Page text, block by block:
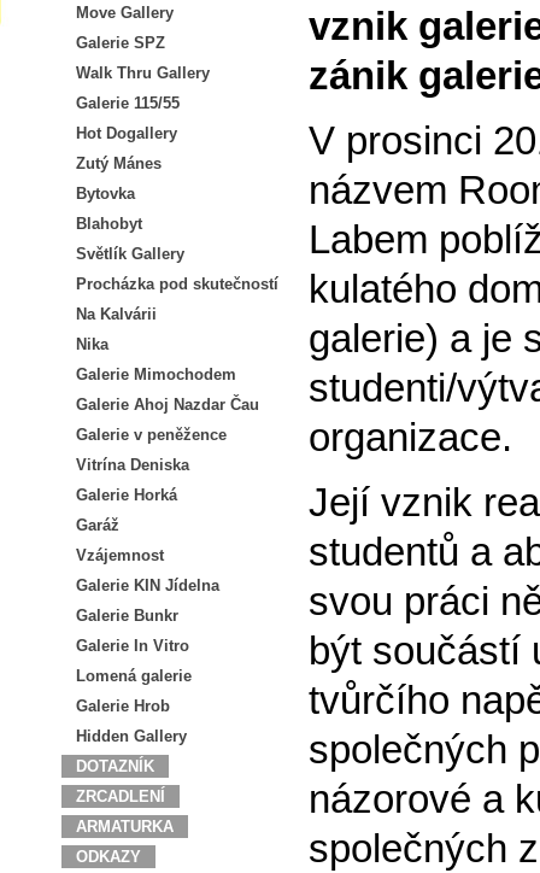
Move Gallery
Galerie SPZ
Walk Thru Gallery
Galerie 115/55
Hot Dogallery
Zutý Mánes
Bytovka
Blahobyt
Světlík Gallery
Procházka pod skutečností
Na Kalvárii
Nika
Galerie Mimochodem
Galerie Ahoj Nazdar Čau
Galerie v peněžence
Vitrína Deniska
Galerie Horká
Garáž
Vzájemnost
Galerie KIN Jídelna
Galerie Bunkr
Galerie In Vitro
Lomená galerie
Galerie Hrob
Hidden Gallery
DOTAZNÍK
ZRCADLENÍ
ARMATURKA
ODKAZY
vznik
zánik
V prosinci
názvem
Labem
kulatého
galerie) a je
studenti/
organizace.
Její vznik
studentů a
svou práci
být součástí
tvůrčího
společných
názorové a
společných